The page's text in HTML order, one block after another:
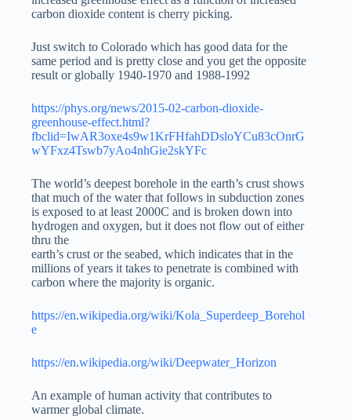
carbon dioxide content is cherry picking.
Just switch to Colorado which has good data for the
same period and is pretty close and you get the opposite
result or globally 1940-1970 and 1988-1992
https://phys.org/news/2015-02-carbon-dioxide-
greenhouse-effect.html?
fbclid=IwAR3oxe4s9w1KrFHfahDDsloYCu83cOnrG
wYFxz4Tswb7yAo4nhGie2skYFc
The world’s deepest borehole in the earth’s crust shows
that much of the water that follows in subduction zones
is exposed to at least 2000C and is broken down into
hydrogen and oxygen, but it does not flow out of either
thru the
earth’s crust or the seabed, which indicates that in the
millions of years it takes to penetrate is combined with
carbon where the majority is organic.
https://en.wikipedia.org/wiki/Kola_Superdeep_Borehol
e
https://en.wikipedia.org/wiki/Deepwater_Horizon
An example of human activity that contributes to
warmer global climate.